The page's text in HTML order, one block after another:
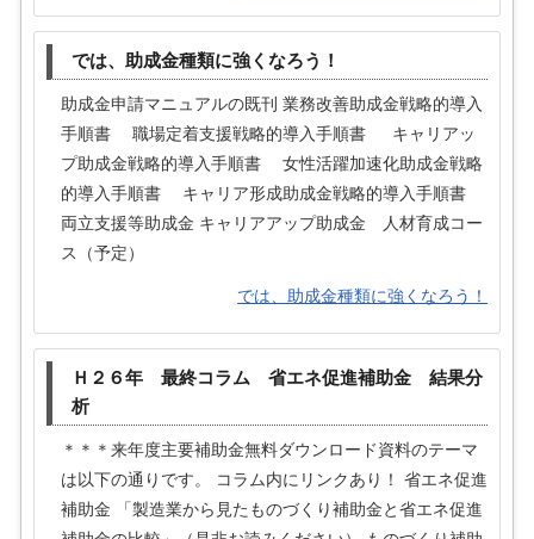
では、助成金種類に強くなろう！
助成金申請マニュアルの既刊 業務改善助成金戦略的導入
手順書 職場定着支援戦略的導入手順書 キャリアッ
プ助成金戦略的導入手順書 女性活躍加速化助成金戦略
的導入手順書 キャリア形成助成金戦略的導入手順書
両立支援等助成金 キャリアアップ助成金 人材育成コー
ス（予定）
では、助成金種類に強くなろう！
Ｈ２６年 最終コラム 省エネ促進補助金 結果分
析
＊＊＊来年度主要補助金無料ダウンロード資料のテーマ
は以下の通りです。 コラム内にリンクあり！ 省エネ促進
補助金 「製造業から見たものづくり補助金と省エネ促進